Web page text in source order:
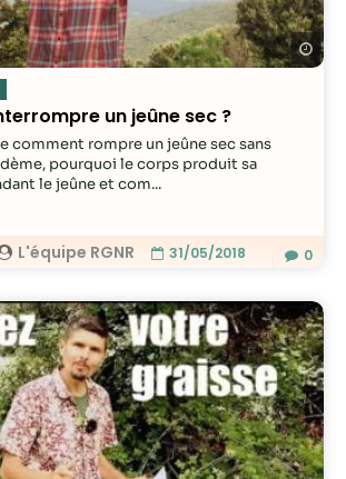
un jeûne sec ?
L'équipe RGNR 31/05/2018
comment rompre un jeûne sec sans
pourquoi le corps produit sa
le jeûne et com...
0